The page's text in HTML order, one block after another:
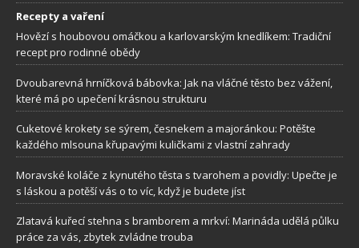
Recepty a vaření
Hovězí s houbovou omáčkou a karlovarským knedlíkem: Tradiční
recept pro rodinné obědy
Dvoubarevná hrníčková bábovka: Jak na vláčné těsto bez vážení,
které má po upečení krásnou strukturu
Cuketové krokety se sýrem, česnekem a majoránkou: Potěšte
každého mlsouna křupavými kuličkami z vlastní zahrady
Moravské koláče z kynutého těsta s tvarohem a povidly: Upečte je
s láskou a potěší vás o to víc, když je budete jíst
Zlatavá kuřecí stehna s bramborem a mrkví: Marináda udělá půlku
práce za vás, zbytek zvládne trouba